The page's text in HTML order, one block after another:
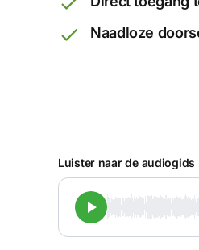
Naadloze
Luister naar de audiogids